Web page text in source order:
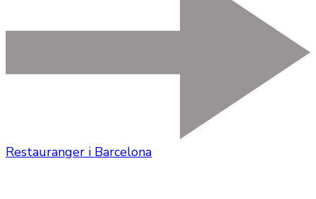
Restauranger i Barcelona